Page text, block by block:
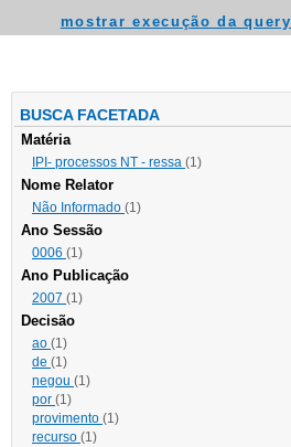
mostrar execução da query
BUSCA FACETADA
Matéria
IPI- processos NT - ressa (1)
Nome Relator
Não Informado (1)
Ano Sessão
0006 (1)
Ano Publicação
2007 (1)
Decisão
ao (1)
de (1)
negou (1)
por (1)
provimento (1)
recurso (1)